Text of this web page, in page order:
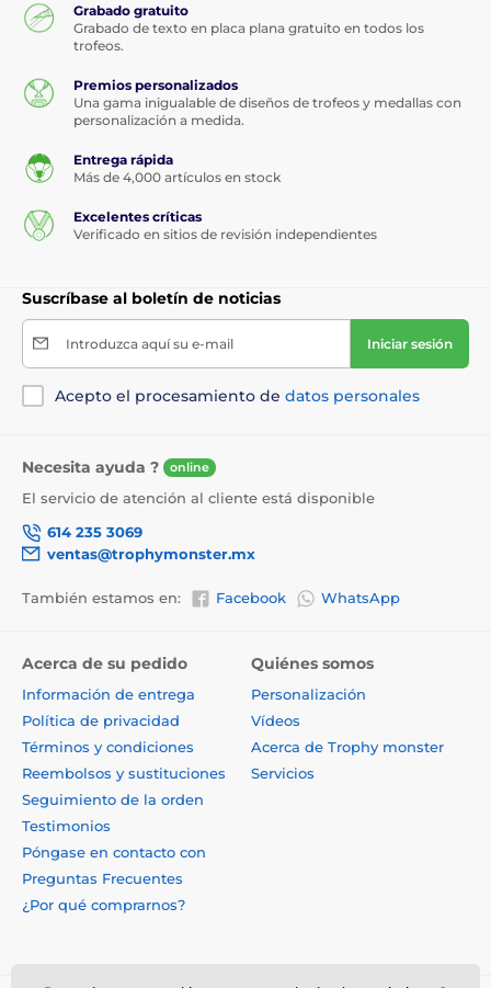
Grabado gratuito
Grabado de texto en placa plana gratuito en todos los
trofeos.
Premios personalizados
Una gama inigualable de diseños de trofeos y medallas con
personalización a medida.
Entrega rápida
Más de 4,000 artículos en stock
Excelentes críticas
Verificado en sitios de revisión independientes
Suscríbase al boletín de noticias
Introduzca aquí su e-mail Iniciar sesión
Acepto el procesamiento de datos personales
Necesita ayuda ? online
El servicio de atención al cliente está disponible
614 235 3069
ventas@trophymonster.mx
También estamos en: Facebook WhatsApp
Acerca de su pedido
Información de entrega
Política de privacidad
Términos y condiciones
Reembolsos y sustituciones
Seguimiento de la orden
Testimonios
Póngase en contacto con
Preguntas Frecuentes
¿Por qué comprarnos?
Quiénes somos
Personalización
Vídeos
Acerca de Trophy monster
Servicios